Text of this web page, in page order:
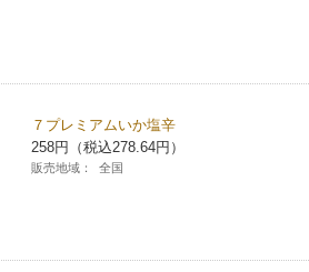
７プレミアムいか塩辛
258円（税込278.64円）
販売地域： 全国